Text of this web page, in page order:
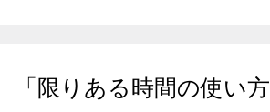
「 限りある時間の使い方